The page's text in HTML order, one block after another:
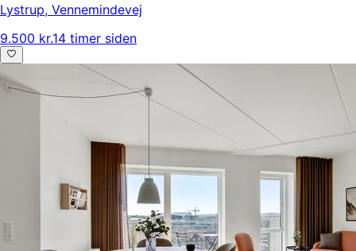
Lystrup, Vennemindevej
9.500 kr.14 timer siden